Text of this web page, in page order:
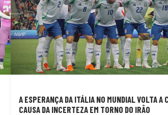
A ESPERANÇA DA ITÁLIA NO MUNDIAL VOLTA A
CAUSA DA INCERTEZA EM TORNO DO IRÃO